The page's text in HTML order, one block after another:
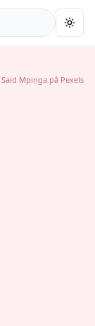
Said Mpinga på Pexels